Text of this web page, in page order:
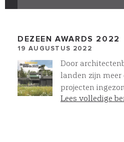
DEZEEN AWARDS 2022
19 AUGUSTUS 2022
Door
landen zijn meer
projecten
staan nu 30
Lees volledige